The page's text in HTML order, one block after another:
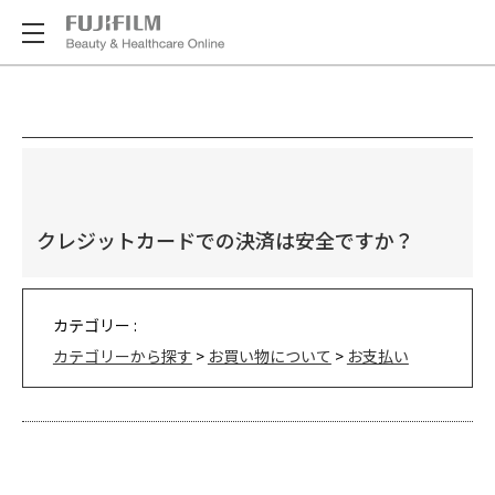
クレジットカードでの決済は安全ですか？
カテゴリー :
カテゴリーから探す > お買い物について > お支払い